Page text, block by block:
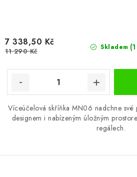
Skladem
7 338,50 Kč
11 290 Kč
Víceúčelová skříňka MN06 nadchne své
designem i nabízeným úložným
regálech.